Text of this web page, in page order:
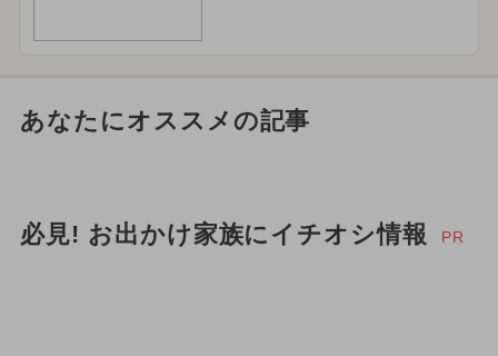
あなたにオススメの記事
必見! お出かけ家族にイチオシ情報 PR